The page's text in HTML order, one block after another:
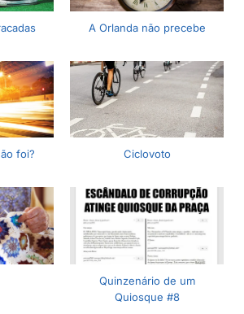
A Orlanda não precebe
foi? Ciclovoto
Quinzenário de um
Quiosque #8